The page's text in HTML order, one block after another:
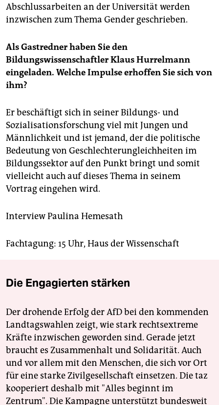
Abschlussarbeiten an der Universität werden
inzwischen zum Thema Gender geschrieben.
Als Gastredner haben Sie den
Bildungswissenschaftler Klaus Hurrelmann
eingeladen. Welche Impulse erhoffen Sie sich von
ihm?
Er beschäftigt sich in seiner Bildungs- und
Sozialisationsforschung viel mit Jungen und
Männlichkeit und ist jemand, der die politische
Bedeutung von Geschlechterungleichheiten im
Bildungssektor auf den Punkt bringt und somit
vielleicht auch auf dieses Thema in seinem
Vortrag eingehen wird.
InterviewPaulina Hemesath
Fachtagung: 15 Uhr, Haus der Wissenschaft
Die Engagierten stärken
Der drohende Erfolg der AfD bei den kommenden
Landtagswahlen zeigt, wie stark rechtsextreme
Kräfte inzwischen geworden sind. Gerade jetzt
braucht es Zusammenhalt und Solidarität. Auch
und vor allem mit den Menschen, die sich vor Ort
für eine starke Zivilgesellschaft einsetzen. Die taz
kooperiert deshalb mit "Alles beginnt im
Zentrum". Die Kampagne unterstützt bundesweit